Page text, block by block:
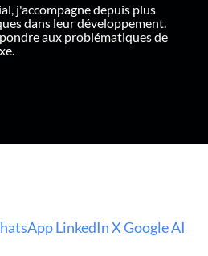
j'accompagne depuis plus
dans leur développement.
aux problématiques de
LinkedInXGoogle AI